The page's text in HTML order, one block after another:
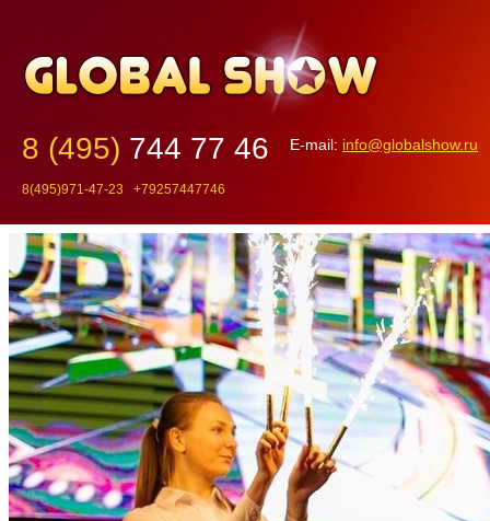
8 (495) 744 77 46
8(495)971-47-23 +79257447746
E-mail: info@globalshow.ru